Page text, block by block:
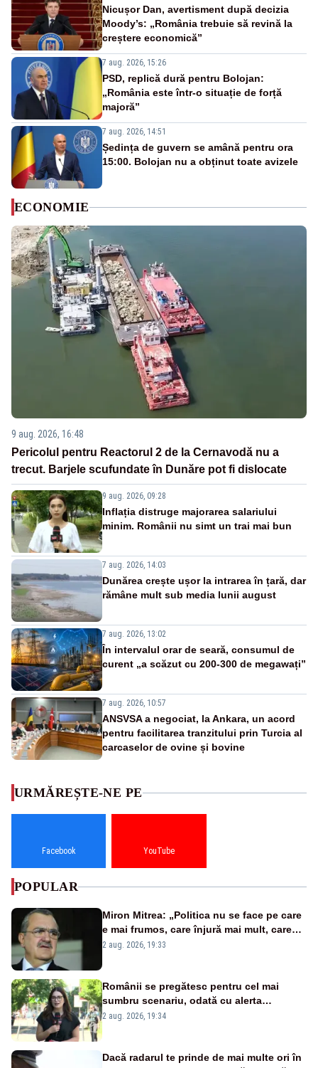
Nicușor Dan, avertisment după decizia
Moody’s: „România trebuie să revină la
creștere economică”
7 aug. 2026, 15:26
PSD, replică dură pentru Bolojan:
„România este într-o situație de forță
majoră”
7 aug. 2026, 14:51
Ședința de guvern se amână pentru ora
15:00. Bolojan nu a obținut toate avizele
ECONOMIE
9 aug. 2026, 16:48
Pericolul pentru Reactorul 2 de la Cernavodă nu a
trecut. Barjele scufundate în Dunăre pot fi dislocate
9 aug. 2026, 09:28
Inflația distruge majorarea salariului
minim. Românii nu simt un trai mai bun
7 aug. 2026, 14:03
Dunărea crește ușor la intrarea în țară, dar
rămâne mult sub media lunii august
7 aug. 2026, 13:02
În intervalul orar de seară, consumul de
curent „a scăzut cu 200-300 de megawați”
7 aug. 2026, 10:57
ANSVSA a negociat, la Ankara, un acord
pentru facilitarea tranzitului prin Turcia al
carcaselor de ovine și bovine
URMĂREȘTE-NE PE
Facebook YouTube
POPULAR
Miron Mitrea: „Politica nu se face pe care
e mai frumos, care înjură mai mult, care
țipă mai tare, ci pe proiecte”
2 aug. 2026, 19:33
Românii se pregătesc pentru cel mai
sumbru scenariu, odată cu alerta
energetică
2 aug. 2026, 19:34
Dacă radarul te prinde de mai multe ori în